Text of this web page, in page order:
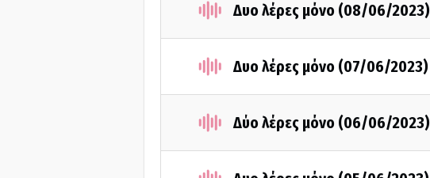
Δυο λέρες μόνο (08/06/2023)
Δυο λέρες μόνο (07/06/2023)
Δύο λέρες μόνο (06/06/2023)